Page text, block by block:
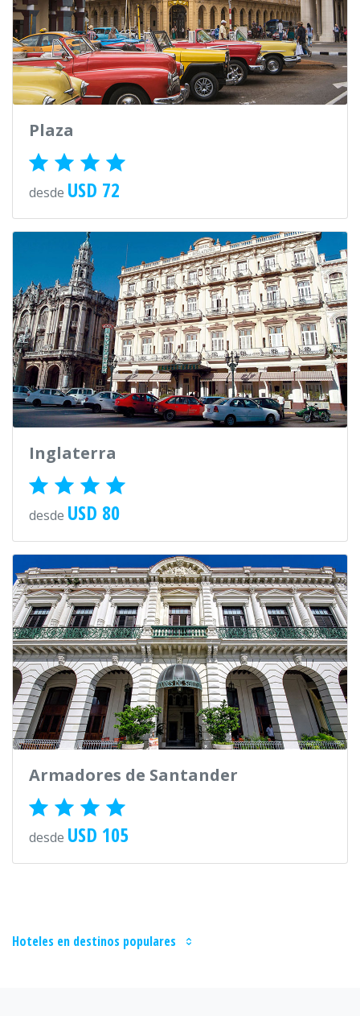
Plaza
desde USD 72
Inglaterra
desde USD 80
Armadores de Santander
desde USD 105
Hoteles en destinos populares